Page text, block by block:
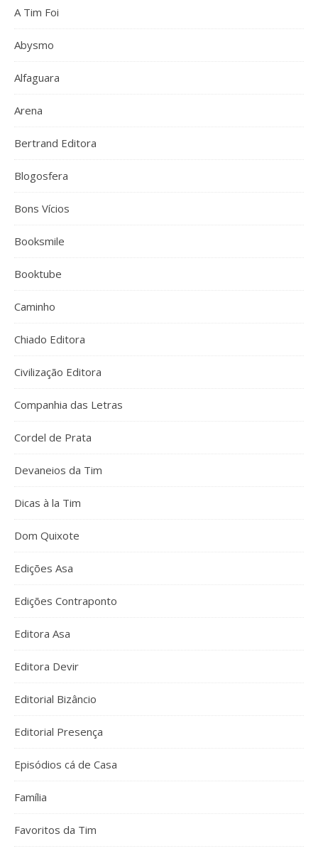
A Tim Foi
Abysmo
Alfaguara
Arena
Bertrand Editora
Blogosfera
Bons Vícios
Booksmile
Booktube
Caminho
Chiado Editora
Civilização Editora
Companhia das Letras
Cordel de Prata
Devaneios da Tim
Dicas à la Tim
Dom Quixote
Edições Asa
Edições Contraponto
Editora Asa
Editora Devir
Editorial Bizâncio
Editorial Presença
Episódios cá de Casa
Família
Favoritos da Tim